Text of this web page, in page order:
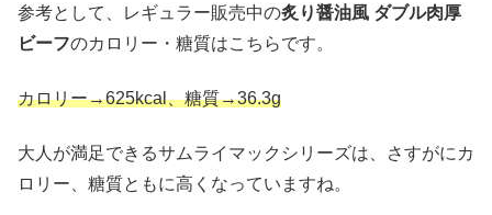
参考として、レギュラー販売中の炙り醤油風 ダブル肉厚
ビーフのカロリー・糖質はこちらです。
カロリー→625kcal、糖質→36.3g
大人が満足できるサムライマックシリーズは、さすがにカ
ロリー、糖質ともに高くなっていますね。